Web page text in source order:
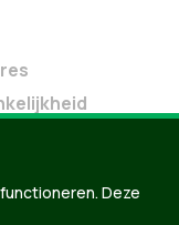
Deze